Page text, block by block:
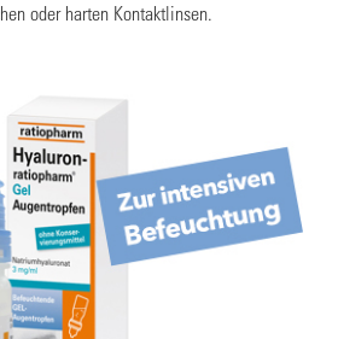
oder harten Kontaktlinsen.